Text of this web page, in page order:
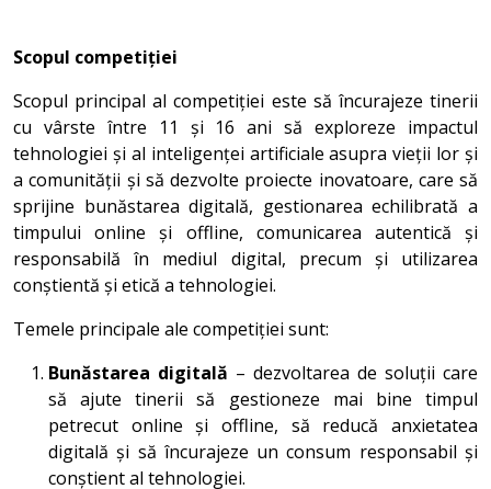
Scopul competiției
Scopul principal al competiției este să încurajeze tinerii
cu vârste între 11 și 16 ani să exploreze impactul
tehnologiei și al inteligenței artificiale asupra vieții lor și
a comunității și să dezvolte proiecte inovatoare, care să
sprijine bunăstarea digitală, gestionarea echilibrată a
timpului online și offline, comunicarea autentică și
responsabilă în mediul digital, precum și utilizarea
conștientă și etică a tehnologiei.
Temele principale ale competiției sunt:
Bunăstarea digitală – dezvoltarea de soluții care
să ajute tinerii să gestioneze mai bine timpul
petrecut online și offline, să reducă anxietatea
digitală și să încurajeze un consum responsabil și
conștient al tehnologiei.